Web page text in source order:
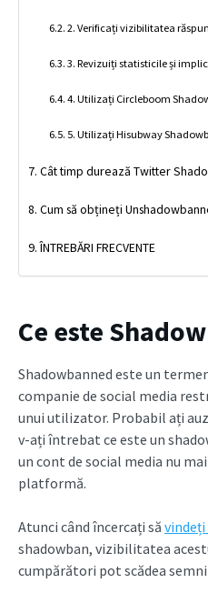
2. Verificați vizibilitatea
3. Revizuiți statisticile și
4. Utilizați Circleboom
5. Utilizați Hisubway
Cât timp durează Twitter
Cum să obțineți
ÎNTREBĂRI FRECVENTE
Ce este
Shadowbanned este un
companie de social media
unui utilizator. Probabil ați
v-ați întrebat ce este un
un cont de social media nu
platformă.
Atunci când încercați să
shadowban, vizibilitatea
cumpărători pot scădea